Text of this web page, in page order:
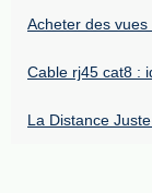
Acheter des vues
Cable rj45 cat8 :
La Distance Juste